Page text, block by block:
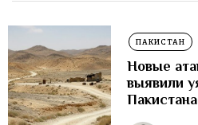
ПАКИСТАН
Новые
выявили
Пакистана